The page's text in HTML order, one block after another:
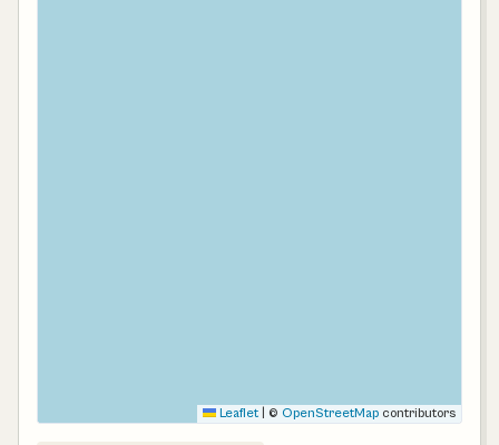
Leaflet © OpenStreetMap contributors